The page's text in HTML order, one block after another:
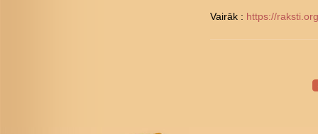
Vairāk : https://